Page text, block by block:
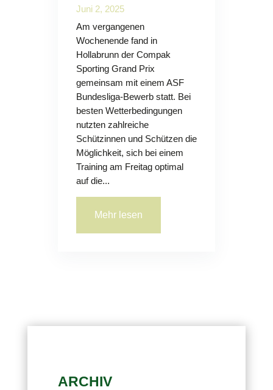
Juni 2, 2025
Am vergangenen
Wochenende fand in
Hollabrunn der Compak
Sporting Grand Prix
gemeinsam mit einem ASF
Bundesliga-Bewerb statt. Bei
besten Wetterbedingungen
nutzten zahlreiche
Schützinnen und Schützen die
Möglichkeit, sich bei einem
Training am Freitag optimal
auf die...
Mehr lesen
ARCHIV